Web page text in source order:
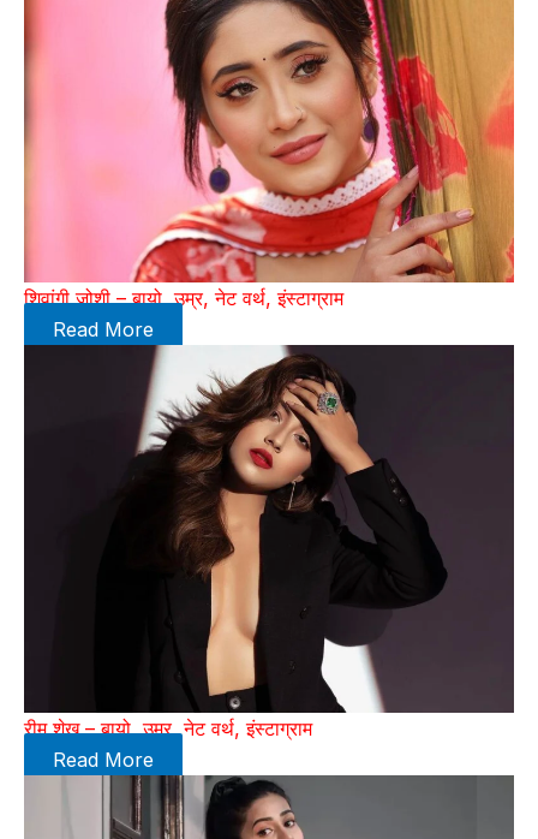
शिवांगी जोशी – बायो, उम्र, नेट वर्थ, इंस्टाग्राम
Read More
रीम शेख – बायो, उम्र, नेट वर्थ, इंस्टाग्राम
Read More